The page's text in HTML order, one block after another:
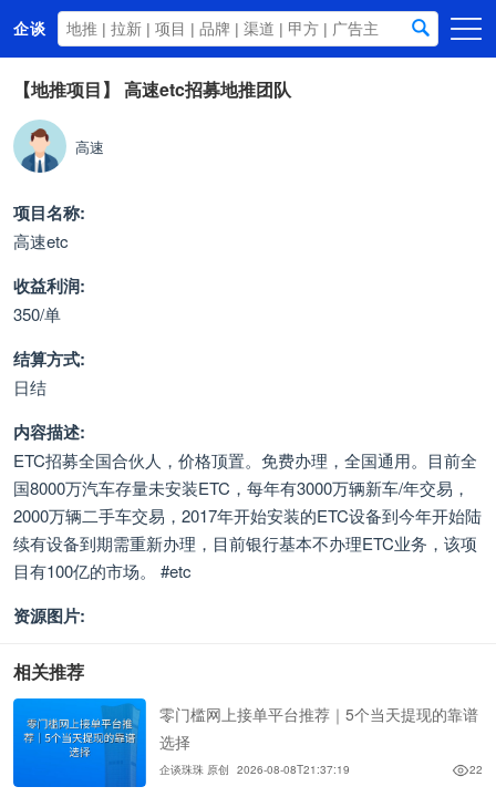
企谈
首页
商务资源
资讯动态
关于我们
【地推项目】 高速etc招募地推团队
高速
项目名称:
高速etc
收益利润:
350/单
结算方式:
日结
内容描述:
ETC招募全国合伙人，价格顶置。免费办理，全国通用。目前全
国8000万汽车存量未安装ETC，每年有3000万辆新车/年交易，
2000万辆二手车交易，2017年开始安装的ETC设备到今年开始陆
续有设备到期需重新办理，目前银行基本不办理ETC业务，该项
目有100亿的市场。 #etc
资源图片:
相关推荐
零门槛网上接单平台推荐｜5个当天提现的靠谱
选择
企谈珠珠 原创 2026-08-08T21:37:19 22